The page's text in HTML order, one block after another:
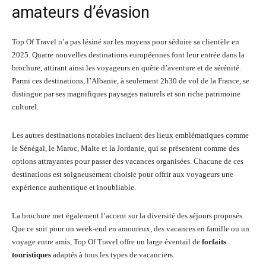
amateurs d’évasion
Top Of Travel n’a pas lésiné sur les moyens pour séduire sa clientèle en
2025. Quatre nouvelles destinations européennes font leur entrée dans la
brochure, attirant ainsi les voyageurs en quête d’aventure et de sérénité.
Parmi ces destinations, l’Albanie, à seulement 2h30 de vol de la France, se
distingue par ses magnifiques paysages naturels et son riche patrimoine
culturel.
Les autres destinations notables incluent des lieux emblématiques comme
le Sénégal, le Maroc, Malte et la Jordanie, qui se présentent comme des
options attrayantes pour passer des vacances organisées. Chacune de ces
destinations est soigneusement choisie pour offrir aux voyageurs une
expérience authentique et inoubliable.
La brochure met également l’accent sur la diversité des séjours proposés.
Que ce soit pour un week-end en amoureux, des vacances en famille ou un
voyage entre amis, Top Of Travel offre un large éventail de forfaits
touristiques adaptés à tous les types de vacanciers.